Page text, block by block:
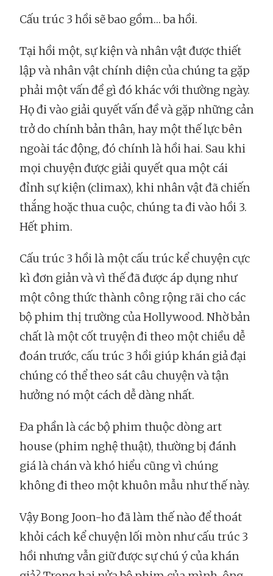
Cấu trúc 3 hồi sẽ bao gồm… ba hồi.
Tại hồi một, sự kiện và nhân vật được thiết
lập và nhân vật chính diện của chúng ta gặp
phải một vấn đề gì đó khác với thường ngày.
Họ đi vào giải quyết vấn đề và gặp những cản
trở do chính bản thân, hay một thế lực bên
ngoài tác động, đó chính là hồi hai. Sau khi
mọi chuyện được giải quyết qua một cái
đỉnh sự kiện (climax), khi nhân vật đã chiến
thắng hoặc thua cuộc, chúng ta đi vào hồi 3.
Hết phim.
Cấu trúc 3 hồi là một cấu trúc kể chuyện cực
kì đơn giản và vì thế đã được áp dụng như
một công thức thành công rộng rãi cho các
bộ phim thị trường của Hollywood. Nhờ bản
chất là một cốt truyện đi theo một chiều dễ
đoán trước, cấu trúc 3 hồi giúp khán giả đại
chúng có thể theo sát câu chuyện và tận
hưởng nó một cách dễ dàng nhất.
Đa phần là các bộ phim thuộc dòng art
house (phim nghệ thuật), thường bị đánh
giá là chán và khó hiểu cũng vì chúng
không đi theo một khuôn mẫu như thế này.
Vậy Bong Joon-ho đã làm thế nào để thoát
khỏi cách kể chuyện lối mòn như cấu trúc 3
hồi nhưng vẫn giữ được sự chú ý của khán